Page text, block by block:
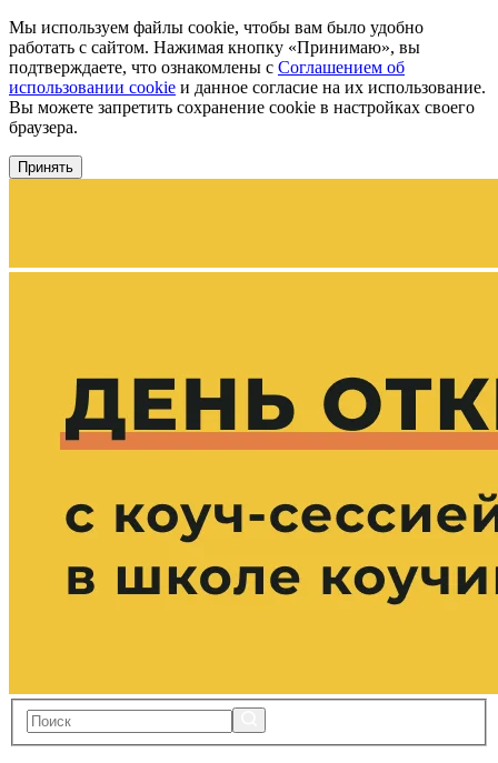
Мы используем файлы cookie, чтобы вам было удобно
работать с сайтом. Нажимая кнопку «Принимаю», вы
подтверждаете, что ознакомлены с Соглашением об
использовании cookie и данное согласие на их использование.
Вы можете запретить сохранение cookie в настройках своего
браузера.
Принять